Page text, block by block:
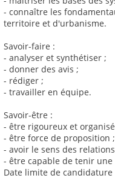
- connaître les
territoire et d'urbanisme.
Savoir-faire :
- analyser et synthétiser ;
- donner des avis ;
- rédiger ;
- travailler en équipe.
Savoir-être :
- être rigoureux et
- être force de proposition ;
- avoir le sens des
- être capable de tenir
Date limite de candidature